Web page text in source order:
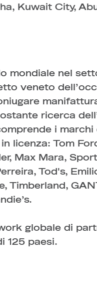
Kuwait City,
mondiale nel
veneto
ricerca
i
licenza: Tom
Max Mara,
Tod's,
Timberland,
globale di
125 paesi.